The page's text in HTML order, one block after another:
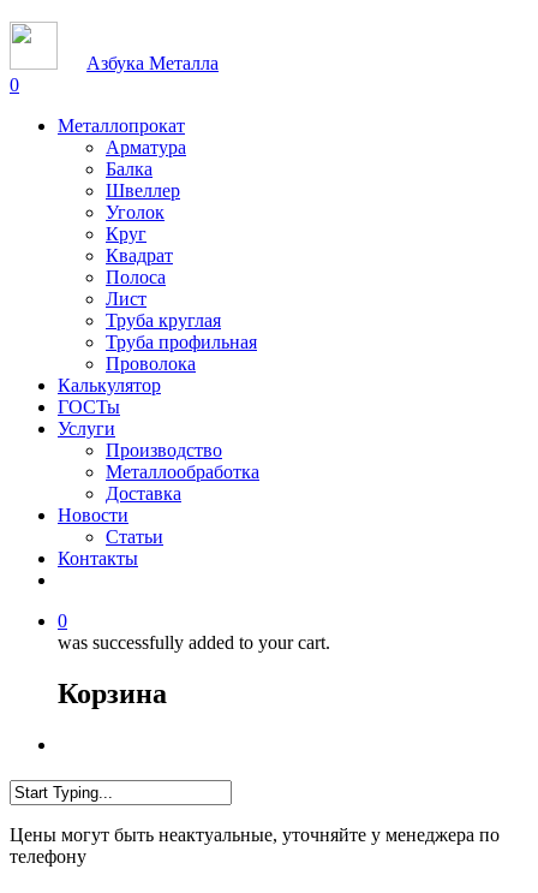
Азбука Металла
0
Металлопрокат
Арматура
Балка
Швеллер
Уголок
Круг
Квадрат
Полоса
Лист
Труба круглая
Труба профильная
Проволока
Калькулятор
ГОСТы
Услуги
Производство
Металлообработка
Доставка
Новости
Статьи
Контакты
0
was successfully added to your cart.
Корзина
Цены могут быть неактуальные, уточняйте у менеджера по
телефону